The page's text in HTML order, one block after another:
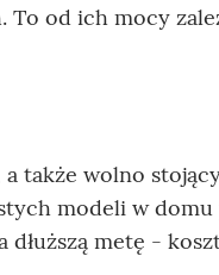
od ich mocy
a także wolno
modeli w
metę -